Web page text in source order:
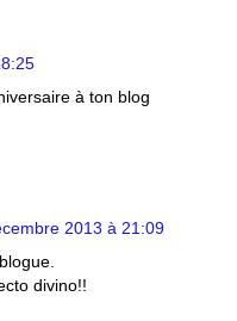
à ton blog
2013 à 21:09
divino!!